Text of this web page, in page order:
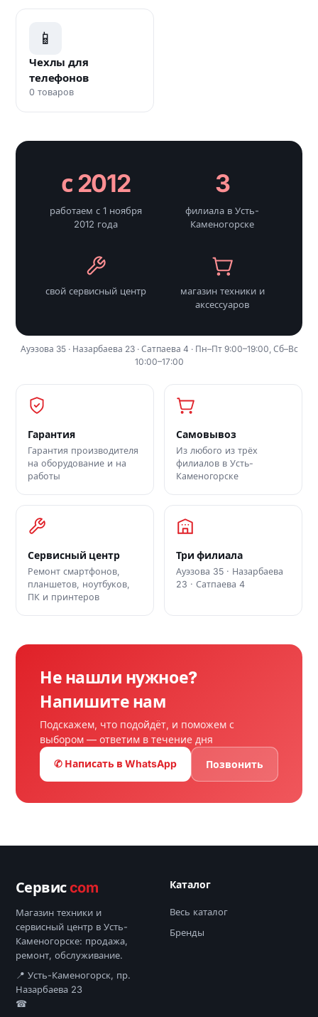
📱
Чехлы для
телефонов
0 товаров
с 2012
работаем с 1 ноября
2012 года
3
филиала в Усть-
Каменогорске
свой сервисный центр
магазин техники и
аксессуаров
Ауэзова 35 · Назарбаева 23 · Сатпаева 4 · Пн–Пт 9:00–19:00, Сб–Вс
10:00–17:00
Гарантия
Гарантия производителя
на оборудование и на
работы
Самовывоз
Из любого из трёх
филиалов в Усть-
Каменогорске
Сервисный центр
Ремонт смартфонов,
планшетов, ноутбуков,
ПК и принтеров
Три филиала
Ауэзова 35 · Назарбаева
23 · Сатпаева 4
Не нашли нужное?
Напишите нам
Подскажем, что подойдёт, и поможем с
выбором — ответим в течение дня
✆ Написать в WhatsApp
Позвонить
Сервисcom
Магазин техники и
сервисный центр в Усть-
Каменогорске: продажа,
ремонт, обслуживание.
📍 Усть-Каменогорск, пр.
Назарбаева 23
☎
Каталог
Весь каталог
Бренды